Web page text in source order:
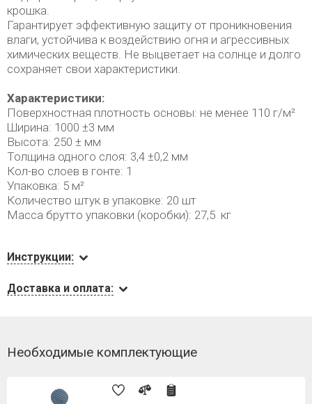
крошка.
Гарантирует эффективную защиту от проникновения
влаги, устойчива к воздействию огня и агрессивных
химических веществ. Не выцветает на солнце и долго
сохраняет свои характеристики.
Характеристики:
Поверхностная плотность основы: не менее 110 г/м²
Ширина: 1000 ±3 мм
Высота: 250 ± мм
Толщина одного слоя: 3,4 ±0,2 мм
Кол-во слоев в гонте: 1
Упаковка: 5 м²
Количество штук в упаковке: 20 шт
Масса брутто упаковки (коробки): 27,5 кг
Инструкции:
Доставка и оплата:
Необходимые комплектующие